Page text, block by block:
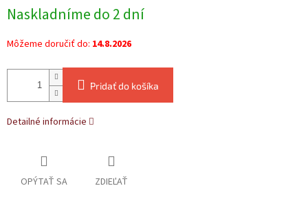
cena:
Naskladníme do 2 dní
Môžeme doručiť do: 14.8.2026
Pridať do košíka
Detailné informácie
OPÝTAŤ SA ZDIEĽAŤ